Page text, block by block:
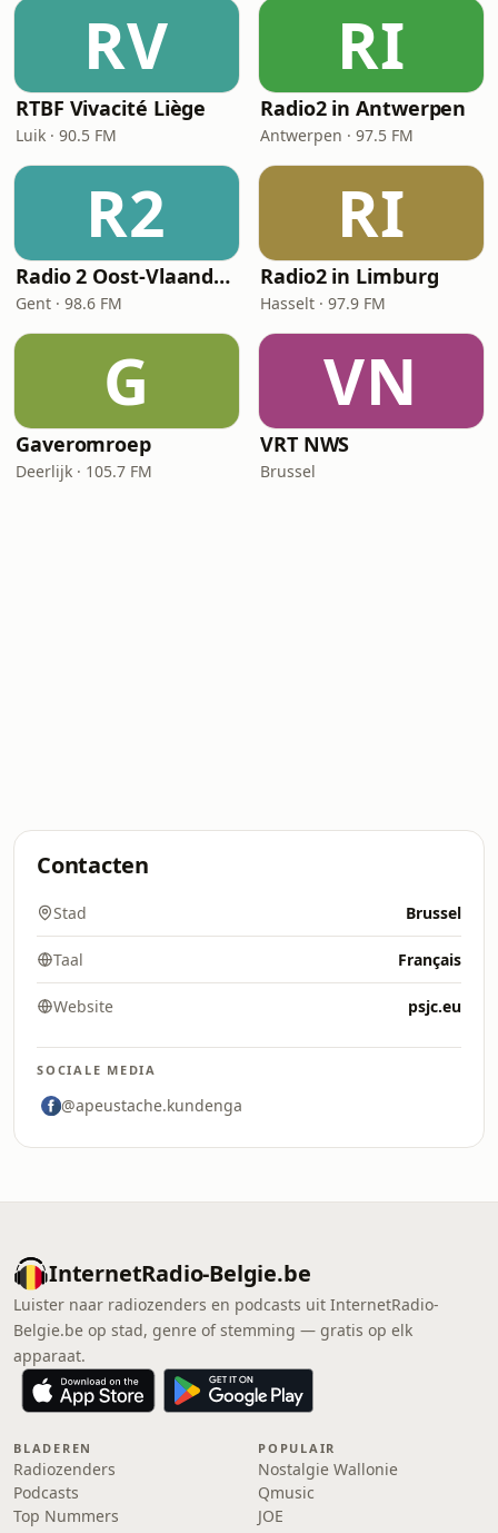
RV
RTBF Vivacité Liège
Luik · 90.5 FM
RI
Radio2 in Antwerpen
Antwerpen · 97.5 FM
R2
Radio 2 Oost-Vlaanderen
Gent · 98.6 FM
RI
Radio2 in Limburg
Hasselt · 97.9 FM
G
Gaveromroep
Deerlijk · 105.7 FM
VN
VRT NWS
Brussel
Contacten
Stad Brussel
Taal Français
Website psjc.eu
SOCIALE MEDIA
@apeustache.kundenga
InternetRadio-Belgie.be
Luister naar radiozenders en podcasts uit InternetRadio-
Belgie.be op stad, genre of stemming — gratis op elk
apparaat.
BLADEREN
Radiozenders
Podcasts
Top Nummers
POPULAIR
Nostalgie Wallonie
Qmusic
JOE